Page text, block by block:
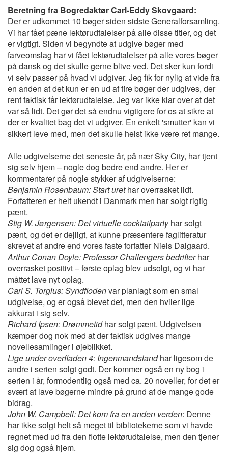
Beretning fra Bogredaktør Carl-Eddy Skovgaard:
Der er udkommet 10 bøger siden sidste Generalforsamling.
Vi har fået pæne lektørudtalelser på alle disse titler, og det
er vigtigt. Siden vi begyndte at udgive bøger med
farveomslag har vi fået lektørudtalelser på alle vores bøger
på dansk og det skulle gerne blive ved. Det sker kun fordi
vi selv passer på hvad vi udgiver. Jeg fik for nylig at vide fra
en anden at det kun er en ud af fire bøger der udgives, der
rent faktisk får lektørudtalelse. Jeg var ikke klar over at det
var så lidt. Det gør det så endnu vigtigere for os at sikre at
der er kvalitet bag det vi udgiver. En enkelt 'smutter' kan vi
sikkert leve med, men det skulle helst ikke være ret mange.
Alle udgivelserne det seneste år, på nær Sky City, har tjent
sig selv hjem – nogle dog bedre end andre. Her er
kommentarer på nogle stykker af udgivelserne:
Benjamin Rosenbaum: Start urethar overrasket lidt.
Forfatteren er helt ukendt i Danmark men har solgt rigtig
pænt.
Stig W. Jørgensen: Det virtuelle cocktailpartyhar solgt
pænt, og det er dejligt, at kunne præsentere faglitteratur
skrevet af andre end vores faste forfatter Niels Dalgaard.
Arthur Conan Doyle: Professor Challengers bedrifterhar
overrasket positivt – første oplag blev udsolgt, og vi har
måttet lave nyt oplag.
Carl S. Torgius: Syndflodenvar planlagt som en smal
udgivelse, og er også blevet det, men den hviler lige
akkurat i sig selv.
Richard Ipsen: Drømmetidhar solgt pænt. Udgivelsen
kæmper dog nok med at der faktisk udgives mange
novellesamlinger i øjeblikket.
Lige under overfladen 4: Ingenmandslandhar ligesom de
andre i serien solgt godt. Der kommer også en ny bog i
serien i år, formodentlig også med ca. 20 noveller, for det er
svært at lave bøgerne mindre på grund af de mange gode
bidrag.
John W. Campbell: Det kom fra en anden verden: Denne
har ikke solgt helt så meget til bibliotekerne som vi havde
regnet med ud fra den flotte lektørudtalelse, men den tjener
sig dog også hjem.